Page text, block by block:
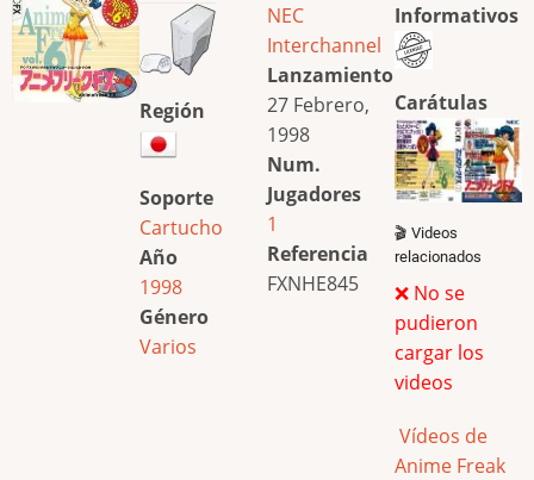
Región
Soporte
Cartucho
Año
1998
Género
Varios
NEC
Interchannel
Lanzamiento
27 Febrero,
1998
Num.
Jugadores
1
Referencia
FXNHE845
Informativos
Carátulas
🎬 Videos
relacionados
❌ No se
pudieron
cargar los
videos
Vídeos de
Anime Freak